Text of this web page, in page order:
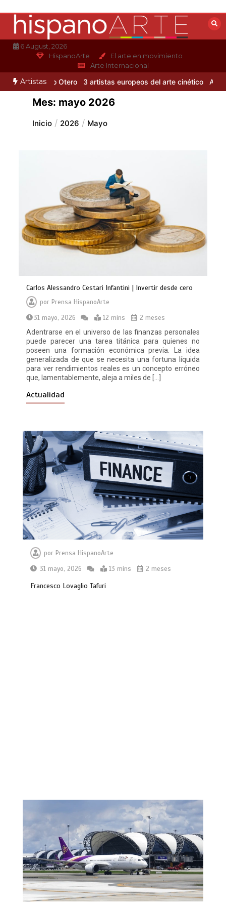
contenido
6 August, 2026
HispanoArte
El arte en movimiento
Arte Internacional
Artistas
de Alejandro Otero 3 artistas europeos del arte cinético Albert
Mes: mayo 2026
Inicio 2026 Mayo
Carlos Alessandro Cestari Infantini | Invertir desde cero
porPrensa HispanoArte
31 mayo, 2026
12 mins
2 meses
Adentrarse en el universo de las finanzas personales
puede parecer una tarea titánica para quienes no
poseen una formación económica previa. La idea
generalizada de que se necesita una fortuna líquida
para ver rendimientos reales es un concepto erróneo
que, lamentablemente, aleja a miles de […]
Actualidad
por Prensa HispanoArte
31 mayo, 2026
13 mins 2 meses
Francesco Lovaglio Tafuri